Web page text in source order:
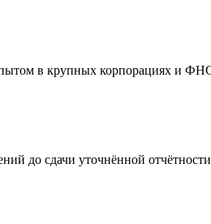
в крупных корпорациях и
до сдачи уточнённой